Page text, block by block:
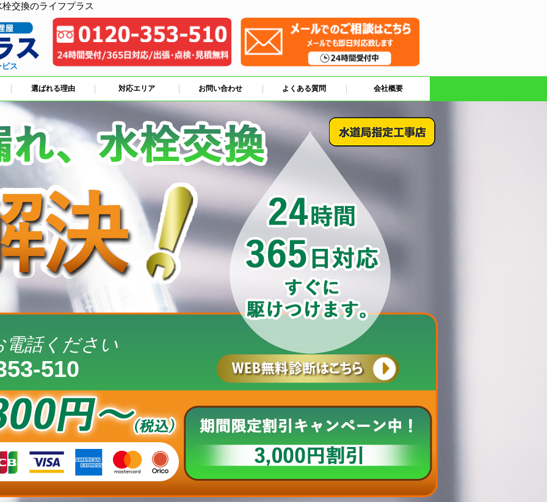
交換のライフプラス
ス
選ばれる理由 対応エリア お問い合わせ よくある質問 会社概要
話ください
510